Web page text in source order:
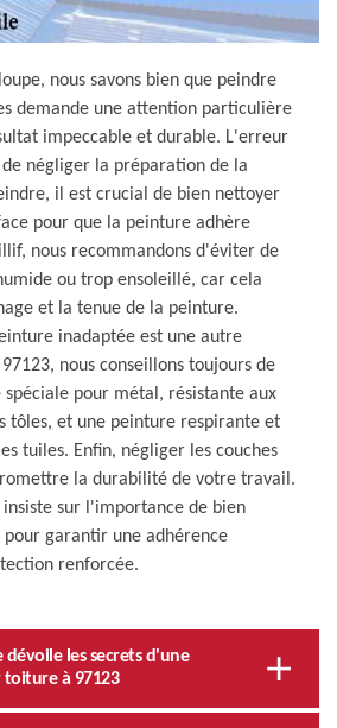
nous savons bien que peindre
demande une attention particulière
impeccable et durable. L'erreur
de négliger la préparation de la
il est crucial de bien nettoyer
pour que la peinture adhère
nous recommandons d'éviter de
ou trop ensoleillé, car cela
et la tenue de la peinture.
inadaptée est une autre
nous conseillons toujours de
pour métal, résistante aux
tôles, et une peinture respirante et
tuiles. Enfin, négliger les couches
la durabilité de votre travail.
sur l'importance de bien
garantir une adhérence
renforcée.
les secrets d'une
toiture à 97123